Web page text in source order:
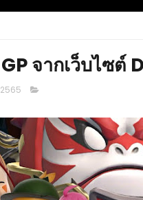
จากเว็บไซต์